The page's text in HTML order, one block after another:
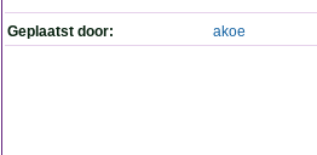
Geplaatst door: akoe